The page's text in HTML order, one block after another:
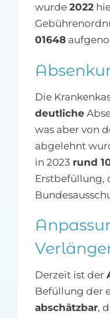
wurde 2022
01648
Die
deutliche
was aber von
abgelehnt
in 2023 rund
Erstbefüllung,
Derzeit ist der
Befüllung der
abschätzbar,